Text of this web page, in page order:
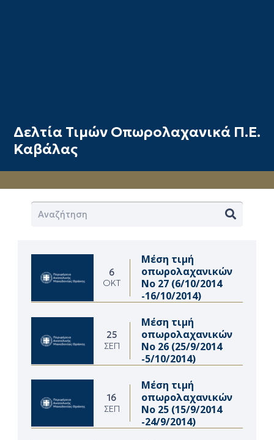
Δελτία Τιμών Οπωρολαχανικά Π.Ε.
Καβάλας
6
ΟΚΤ
Μέση τιμή
οπωρολαχανικών
Νο 27 (6/10/2014
-16/10/2014)
25
ΣΕΠ
Μέση τιμή
οπωρολαχανικών
Νο 26 (25/9/2014
-5/10/2014)
16
ΣΕΠ
Μέση τιμή
οπωρολαχανικών
Νο 25 (15/9/2014
-24/9/2014)